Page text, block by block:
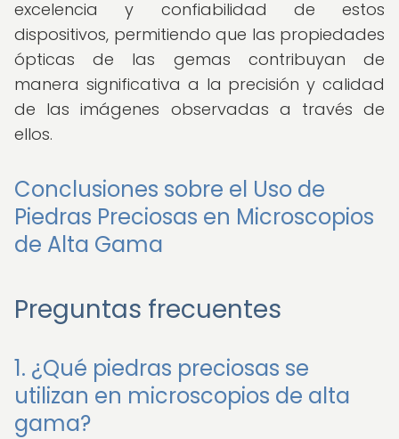
excelencia y confiabilidad de estos
dispositivos, permitiendo que las propiedades
ópticas de las gemas contribuyan de
manera significativa a la precisión y calidad
de las imágenes observadas a través de
ellos.
Conclusiones sobre el Uso de
Piedras Preciosas en Microscopios
de Alta Gama
Preguntas frecuentes
1. ¿Qué piedras preciosas se
utilizan en microscopios de alta
gama?